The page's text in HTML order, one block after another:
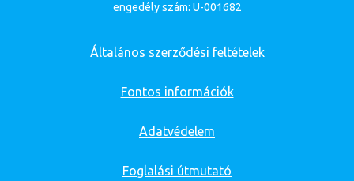
engedély szám: U-001682
Általános szerződési feltételek
Fontos információk
Adatvédelem
Foglalási útmutató